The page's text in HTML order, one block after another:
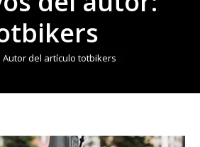
Autor del artículo totbikers